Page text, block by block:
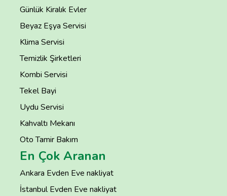
Günlük Kiralık Evler
Beyaz Eşya Servisi
Klima Servisi
Temizlik Şirketleri
Kombi Servisi
Tekel Bayi
Uydu Servisi
Kahvaltı Mekanı
Oto Tamir Bakım
En Çok Aranan
Ankara Evden Eve nakliyat
İstanbul Evden Eve nakliyat